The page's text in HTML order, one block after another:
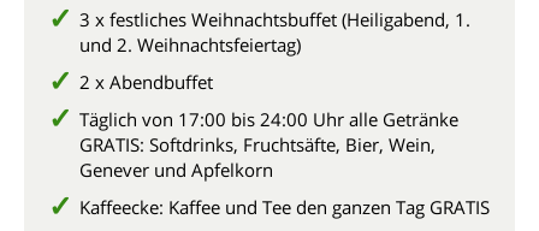
3 x festliches Weihnachtsbuffet (Heiligabend, 1.
und 2. Weihnachtsfeiertag)
2 x Abendbuffet
Täglich von 17:00 bis 24:00 Uhr alle Getränke
GRATIS: Softdrinks, Fruchtsäfte, Bier, Wein,
Genever und Apfelkorn
Kaffeecke: Kaffee und Tee den ganzen Tag GRATIS